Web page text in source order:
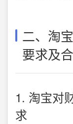
二、淘
要求及
1. 淘宝对
求